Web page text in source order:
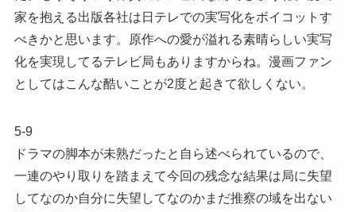
家を抱える出版各社は日テレでの実写化をボイコットす
べきかと思います。原作への愛が溢れる素晴らしい実写
化を実現してるテレビ局もありますからね。漫画ファン
としてはこんな酷いことが2度と起きて欲しくない。
5-9
ドラマの脚本が未熟だったと自ら述べられているので、
一連のやり取りを踏まえて今回の残念な結果は局に失望
してなのか自分に失望してなのかまだ推察の域を出ない